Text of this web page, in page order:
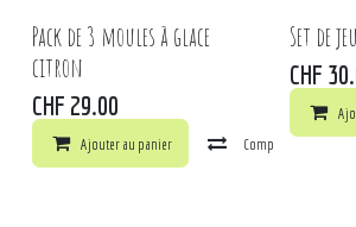
Pack de 3 moules à glace
citron
CHF 29.00
Ajouter au panier Comparer
Set de
CHF